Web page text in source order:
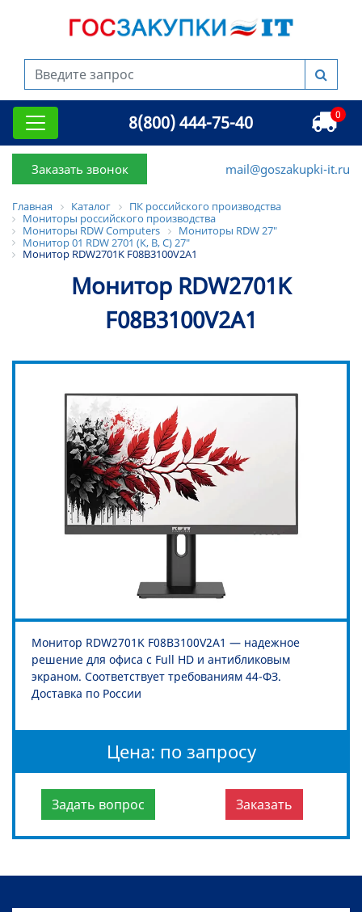
8(800) 444-75-40 0
Заказать звонок mail@goszakupki-it.ru
Главная Каталог
ПК российского производства
Мониторы российского производства
Мониторы RDW Computers
Мониторы RDW 27"
Монитор 01 RDW 2701 (К, B, C) 27"
Монитор RDW2701K F08В3100V2A1
Монитор RDW2701K
F08В3100V2A1
Монитор RDW2701K F08В3100V2A1 — надежное
решение для офиса с Full HD и антибликовым
экраном. Соответствует требованиям 44-ФЗ.
Доставка по России
Цена: по запросу
Задать вопрос Заказать